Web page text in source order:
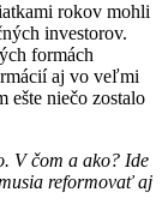
rokov mohli
investorov.
formách
aj vo veľmi
ešte niečo zostalo
V čom a ako? Ide
reformovať aj